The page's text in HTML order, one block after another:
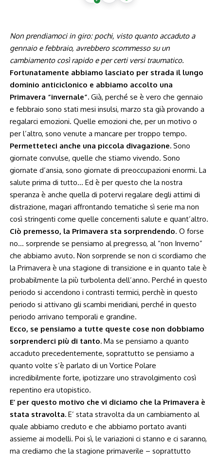
Non prendiamoci in giro: pochi, visto quanto accaduto a
gennaio e febbraio, avrebbero scommesso su un
cambiamento così rapido e per certi versi traumatico.
Fortunatamente abbiamo lasciato per strada il lungo
dominio anticiclonico e abbiamo accolto una
Primavera “invernale”. Già, perché se è vero che gennaio
e febbraio sono stati mesi insulsi, marzo sta già provando a
regalarci emozioni. Quelle emozioni che, per un motivo o
per l’altro, sono venute a mancare per troppo tempo.
Permetteteci anche una piccola divagazione. Sono
giornate convulse, quelle che stiamo vivendo. Sono
giornate d’ansia, sono giornate di preoccupazioni enormi. La
salute prima di tutto… Ed è per questo che la nostra
speranza è anche quella di potervi regalare degli attimi di
distrazione, magari affrontando tematiche sì serie ma non
così stringenti come quelle concernenti salute e quant’altro.
Ciò premesso, la Primavera sta sorprendendo. O forse
no… sorprende se pensiamo al pregresso, al “non Inverno”
che abbiamo avuto. Non sorprende se non ci scordiamo che
la Primavera è una stagione di transizione e in quanto tale è
probabilmente la più turbolenta dell’anno. Perché in questo
periodo si accendono i contrasti termici, perchè in questo
periodo si attivano gli scambi meridiani, perché in questo
periodo arrivano temporali e grandine.
Ecco, se pensiamo a tutte queste cose non dobbiamo
sorprenderci più di tanto. Ma se pensiamo a quanto
accaduto precedentemente, soprattutto se pensiamo a
quanto volte s’è parlato di un Vortice Polare
incredibilmente forte, ipotizzare uno stravolgimento così
repentino era utopistico.
E’ per questo motivo che vi diciamo che la Primavera è
stata stravolta. E’ stata stravolta da un cambiamento al
quale abbiamo creduto e che abbiamo portato avanti
assieme ai modelli. Poi sì, le variazioni ci stanno e ci saranno,
ma crediamo che la stagione primaverile – soprattutto